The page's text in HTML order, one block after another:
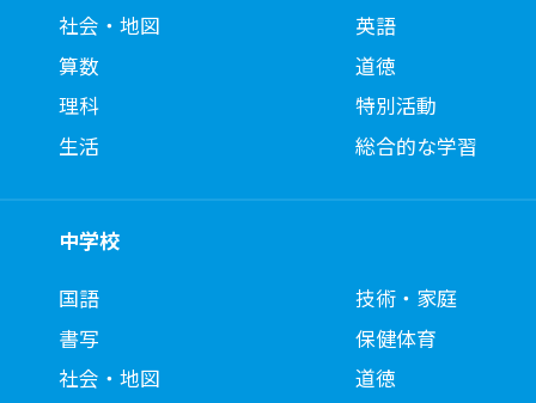
社会・地図
算数
理科
生活
英語
道徳
特別活動
総合的な学習
中学校
国語
書写
社会・地図
技術・家庭
保健体育
道徳